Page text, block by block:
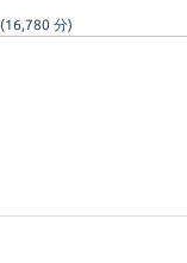
(16,780 分)